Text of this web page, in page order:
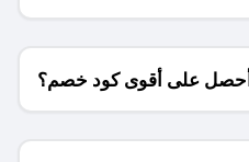
على أقوى كود خصم؟